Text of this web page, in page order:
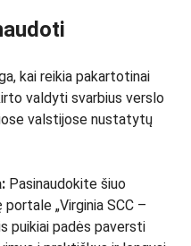
kai reikia pakartotinai
valdyti svarbius verslo
valstijose nustatytų
Pasinaudokite šiuo
„Virginia SCC –
puikiai padės paversti